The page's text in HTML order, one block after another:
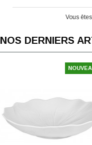
Vous
NOS DERNIERS